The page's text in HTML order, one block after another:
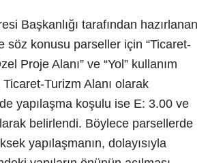
Başkanlığı tarafından hazırlanan
söz konusu parseller için “Ticaret-
Proje Alanı” ve “Yol” kullanım
Turizm Alanı olarak
yapılaşma koşulu ise E: 3.00 ve
belirlendi. Böylece parsellerde
yapılaşmanın, dolayısıyla